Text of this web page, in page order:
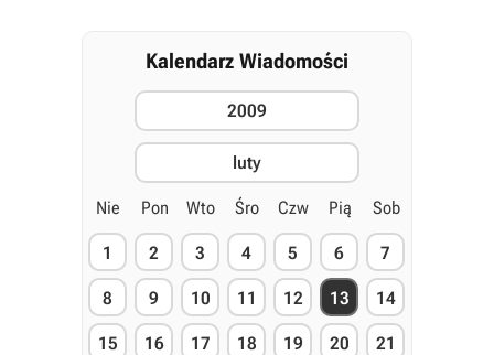
Kalendarz Wiadomości
2009
luty
Nie Pon Wto Śro Czw Pią Sob
1 2 3 4 5 6 7
8 9 10 11 12 13 14
15 16 17 18 19 20 21